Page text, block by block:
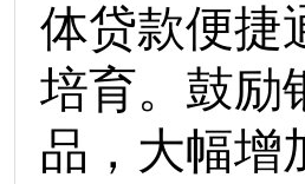
体贷款便捷
培育。鼓励
品，大幅增